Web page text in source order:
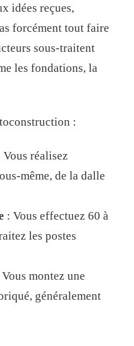
idées reçues,
forcément tout faire
sous-traitent
les fondations, la
:
Vous réalisez
même, de la dalle
: Vous effectuez 60 à
les postes
Vous montez une
généralement